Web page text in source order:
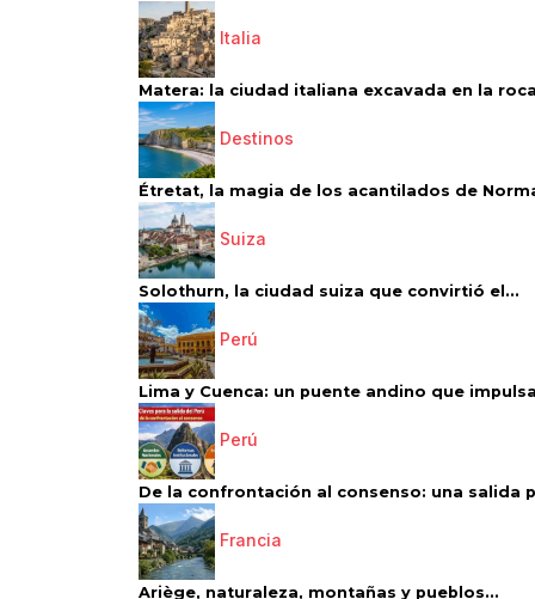
Italia
Matera: la ciudad italiana excavada en la
Destinos
Étretat, la magia de los acantilados de
Suiza
Solothurn, la ciudad suiza que convirtió el...
Perú
Lima y Cuenca: un puente andino que
Perú
De la confrontación al consenso: una salida
Francia
Ariège, naturaleza, montañas y pueblos...